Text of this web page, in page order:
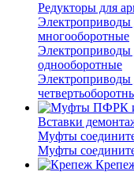
Редукторы для
Электроприводы
многооборотные
Электроприводы
однооборотные
Электроприводы
Вставки
Муфты
Муфты